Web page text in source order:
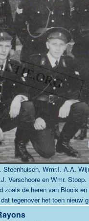
Wmr.I. A.A.
Verschoore en Wmr. Stoop.
zoals de heren van Bloois
tegenover het toen nieuw